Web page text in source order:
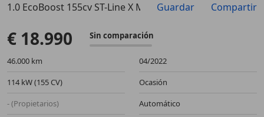
Anterior
1.0 EcoBoost 155cv ST-Line X MHEV Auto
Guardar Compartir
€ 18.990 Sin comparación
46.000 km
04/2022
114 kW (155 CV)
Ocasión
- (Propietarios)
Automático